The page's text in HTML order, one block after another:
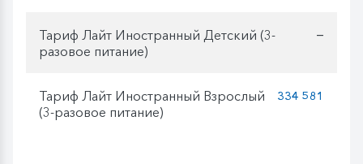
Тариф Лайт Иностранный Детский (3-
разовое питание)
—
Тариф Лайт Иностранный Взрослый
(3-разовое питание)
334 581